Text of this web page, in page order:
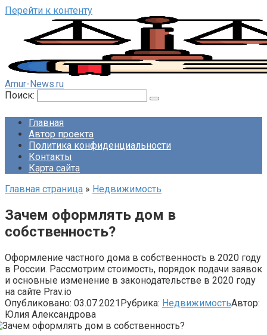
Перейти к контенту
Amur-News.ru
Поиск:
Главная
Автор проекта
Политика конфиденциальности
Контакты
Карта сайта
Главная страница » Недвижимость
Зачем оформлять дом в
собственность?
Оформление частного дома в собственность в 2020 году
в России. Рассмотрим стоимость, порядок подачи заявок
и основные изменение в законодательстве в 2020 году
на сайте Prav.io
Опубликовано: 03.07.2021Рубрика: НедвижимостьАвтор:
Юлия Александрова